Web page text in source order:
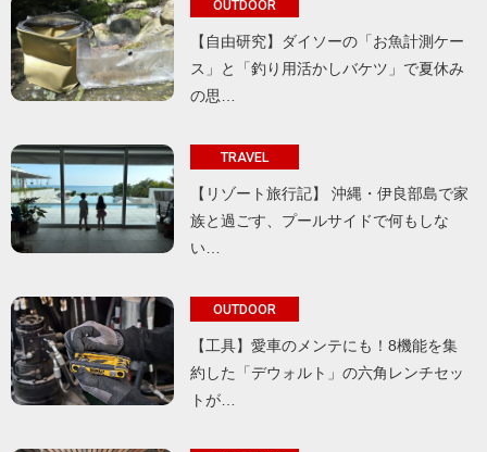
OUTDOOR
【自由研究】ダイソーの「お魚計測ケー
ス」と「釣り用活かしバケツ」で夏休み
の思…
TRAVEL
【リゾート旅行記】 沖縄・伊良部島で家
族と過ごす、プールサイドで何もしな
い…
OUTDOOR
【工具】愛車のメンテにも！8機能を集
約した「デウォルト」の六角レンチセッ
トが…